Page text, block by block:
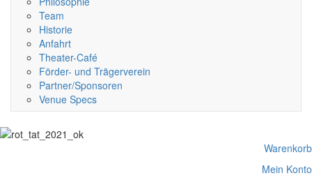
Team
Historie
Anfahrt
Theater-Café
Förder- und Trägerverein
Partner/Sponsoren
Venue Specs
Warenkorb
Mein Konto